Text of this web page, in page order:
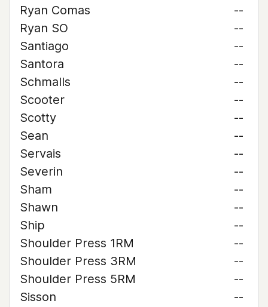
Ryan Comas
--
Ryan SO
--
Santiago
--
Santora
--
Schmalls
--
Scooter
--
Scotty
--
Sean
--
Servais
--
Severin
--
Sham
--
Shawn
--
Ship
--
Shoulder Press 1RM
--
Shoulder Press 3RM
--
Shoulder Press 5RM
--
Sisson
--